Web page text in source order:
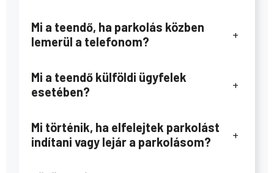
Mi a teendő, ha parkolás közben
lemerül a telefonom?
+
Mi a teendő külföldi ügyfelek
esetében?
+
Mi történik, ha elfelejtek parkolást
indítani vagy lejár a parkolásom?
+